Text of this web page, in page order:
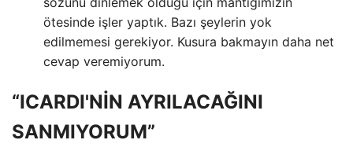
ötesinde işler yaptık. Bazı şeylerin yok
edilmemesi gerekiyor. Kusura bakmayın daha net
cevap veremiyorum.
“ICARDI'NİN AYRILACAĞINI
SANMIYORUM”